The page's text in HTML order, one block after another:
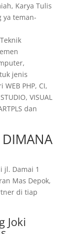
Karya Tulis
ya teman-
jenis
PHP, CI,
VISUAL
dan
DIMANA
jl. Damai 1
Mas Depok,
di tiap
Joki